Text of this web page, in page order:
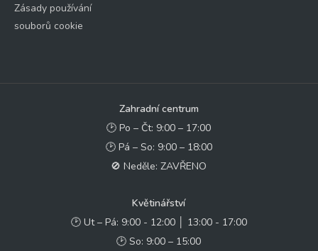
Zásady používání
souborů cookie
Zahradní centrum
🕑 Po – Čt: 9:00 – 17:00
🕑 Pá – So: 9:00 – 18:00
🚫 Neděle: ZAVŘENO
Květinářství
🕑 Ut – Pá: 9:00 - 12:00 │ 13:00 - 17:00
🕑 So: 9:00 – 15:00